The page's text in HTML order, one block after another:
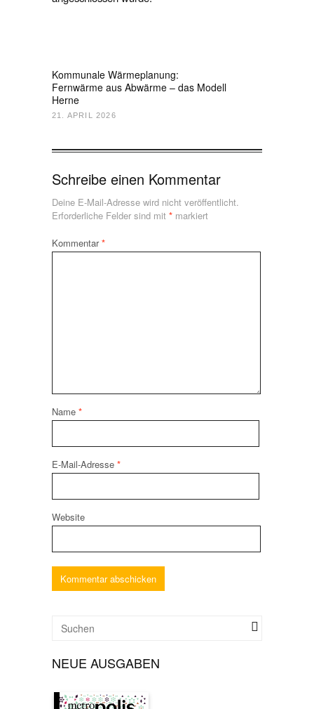
Kommunale Wärmeplanung:
Fernwärme aus Abwärme – das Modell
Herne
21. APRIL 2026
Schreibe einen Kommentar
Deine E-Mail-Adresse wird nicht veröffentlicht.
Erforderliche Felder sind mit * markiert
Kommentar*
Name *
E-Mail-Adresse *
Website
NEUE AUSGABEN